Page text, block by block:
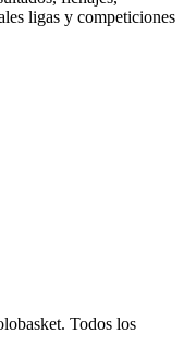
ligas y competiciones
Todos los